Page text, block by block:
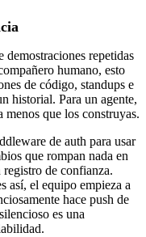
demostraciones repetidas
humano, esto
de código, standups e
historial. Para un agente,
menos que los construyas.
de auth para usar
que rompan nada en
registro de confianza.
así, el equipo empieza a
hace push de
es una